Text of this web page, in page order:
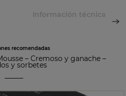
Información técnica
recomendadas
–Cremoso y ganache –
y sorbetes